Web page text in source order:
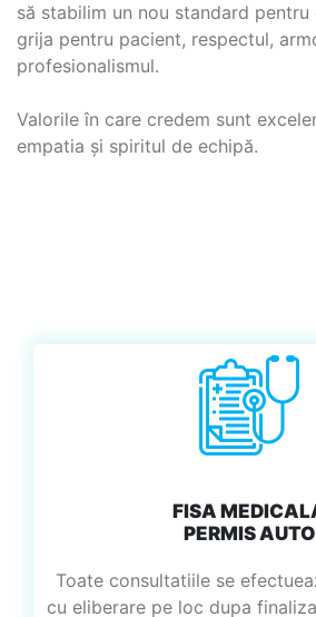
să stabilim un nou standard pentru
grija pentru pacient, respectul,
profesionalismul.
Valorile în care credem sunt
empatia și spiritul de echipă.
FISA
PERMIS AUTO
Toate consultatiile se
cu eliberare pe loc dupa